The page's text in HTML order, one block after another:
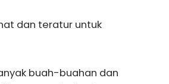
dan teratur untuk
buah-buahan dan